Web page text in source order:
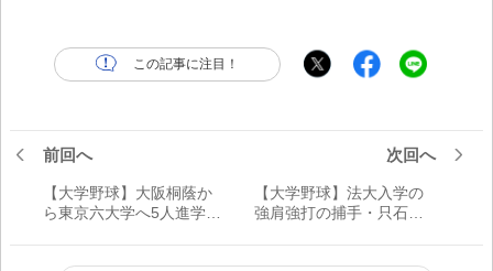
この記事に注目！
前回へ
【大学野球】大阪桐蔭か
ら東京六大学へ5人進学
を燃やす法大・境亮陽
次回へ
【大学野球】法大入学の
強肩強打の捕手・只石貫
で出す存在感